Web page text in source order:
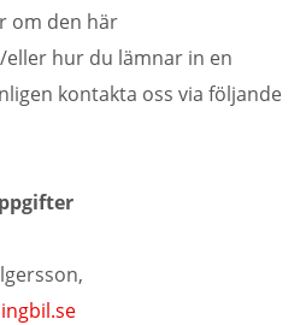
om den här
hur du lämnar in en
kontakta oss via följande